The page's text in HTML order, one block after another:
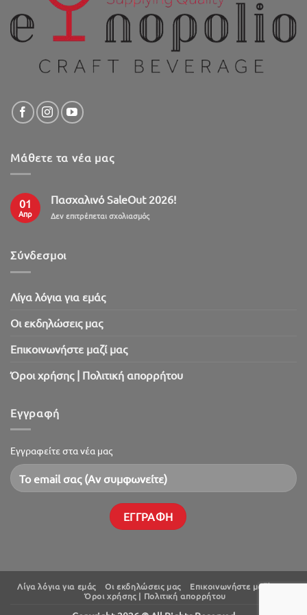
Μάθετε τα νέα μας
01
Απρ
Πασχαλινό SaleOut 2026!
Δεν επιτρέπεται σχολιασμόςστο
Σύνδεσμοι
Λίγα λόγια για εμάς
Oι εκδηλώσεις μας
Επικοινωνήστε μαζί μας
Όροι χρήσης | Πολιτική απορρήτου
Εγγραφή
Εγγραφείτε στα νέα μας
Λίγα λόγια για εμάς Oι εκδηλώσεις μας
Επικοινωνήστε μαζί μας
Όροι χρήσης | Πολιτική απορρήτου